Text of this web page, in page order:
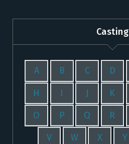
Casting
A B C D
H I J K
O P Q R
V W X Y